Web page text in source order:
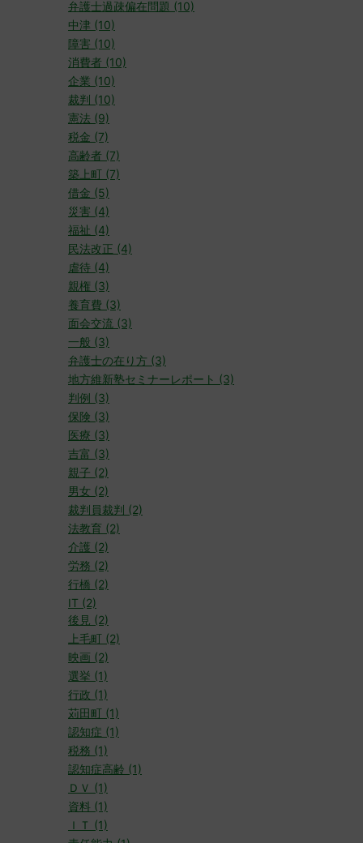
弁護士過疎偏在問題 (10)
中津 (10)
障害 (10)
消費者 (10)
企業 (10)
裁判 (10)
憲法 (9)
税金 (7)
高齢者 (7)
築上町 (7)
借金 (5)
災害 (4)
福祉 (4)
民法改正 (4)
虐待 (4)
親権 (3)
養育費 (3)
面会交流 (3)
一般 (3)
弁護士の在り方 (3)
地方維新塾セミナーレポート (3)
判例 (3)
保険 (3)
医療 (3)
吉富 (3)
親子 (2)
男女 (2)
裁判員裁判 (2)
法教育 (2)
介護 (2)
労務 (2)
行橋 (2)
IT (2)
後見 (2)
上毛町 (2)
映画 (2)
選挙 (1)
行政 (1)
苅田町 (1)
認知症 (1)
税務 (1)
認知症高齢 (1)
ＤＶ (1)
資料 (1)
ＩＴ (1)